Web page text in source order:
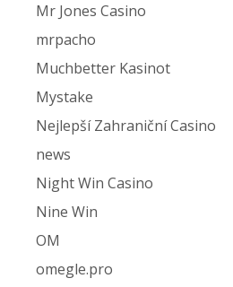
Mr Jones Casino
mrpacho
Muchbetter Kasinot
Mystake
Nejlepší Zahraniční Casino
news
Night Win Casino
Nine Win
OM
omegle.pro